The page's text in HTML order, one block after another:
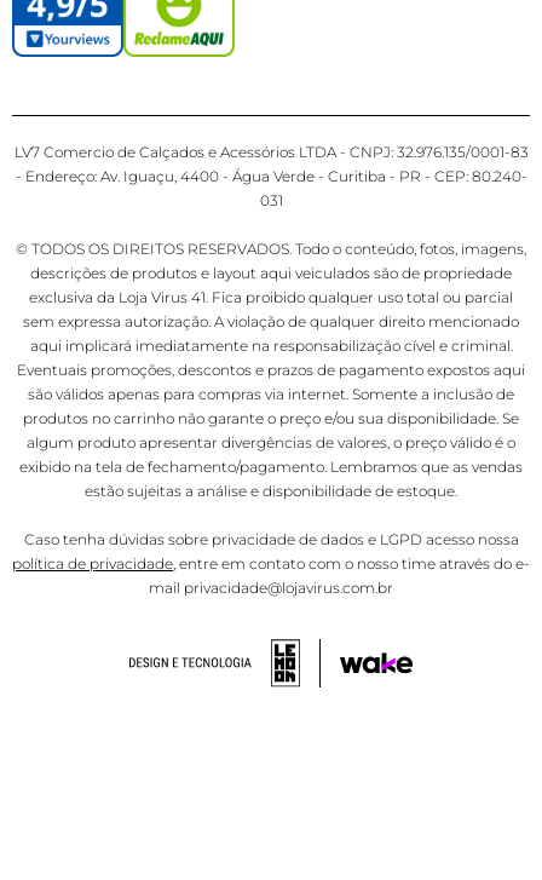
LV7 Comercio de Calçados e Acessórios LTDA - CNPJ: 32.976.135/0001-83
- Endereço: Av. Iguaçu, 4400 - Água Verde - Curitiba - PR - CEP: 80.240-
031
© TODOS OS DIREITOS RESERVADOS. Todo o conteúdo, fotos, imagens,
descrições de produtos e layout aqui veiculados são de propriedade
exclusiva da Loja Virus 41. Fica proibido qualquer uso total ou parcial
sem expressa autorização. A violação de qualquer direito mencionado
aqui implicará imediatamente na responsabilização cível e criminal.
Eventuais promoções, descontos e prazos de pagamento expostos aqui
são válidos apenas para compras via internet. Somente a inclusão de
produtos no carrinho não garante o preço e/ou sua disponibilidade. Se
algum produto apresentar divergências de valores, o preço válido é o
exibido na tela de fechamento/pagamento. Lembramos que as vendas
estão sujeitas a análise e disponibilidade de estoque.
Caso tenha dúvidas sobre privacidade de dados e LGPD acesso nossa
política de privacidade , entre em contato com o nosso time através do e-
mail privacidade@lojavirus.com.br